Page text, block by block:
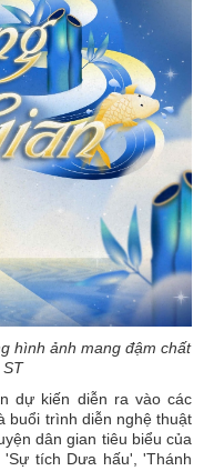
hình ảnh mang đậm chất
ST
dự kiến diễn ra vào các
buổi trình diễn nghệ thuật
dân gian tiêu biểu của
'Sự tích Dưa hấu', 'Thánh